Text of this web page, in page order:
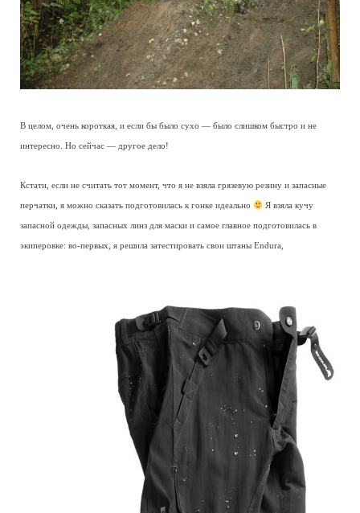
В целом, очень короткая, и если бы было сухо — было слишком быстро и не
интересно. Но сейчас — другое дело!
Кстати, если не считать тот момент, что я не взяла грязевую резину и запасные
перчатки, я можно сказать подготовилась к гонке идеально Я взяла кучу
запасной одежды, запасных линз для маски и самое главное подготовилась в
экиперовке: во-первых, я решила затестировать свои штаны Endura,